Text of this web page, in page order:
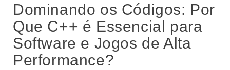
Dominando os Códigos: Por
Que C++ é Essencial para
Software e Jogos de Alta
Performance?